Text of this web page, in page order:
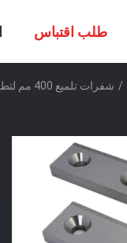
طلب اقتباس
/ شفرات تلميع 400 مم لتطبيق ماكينات القص